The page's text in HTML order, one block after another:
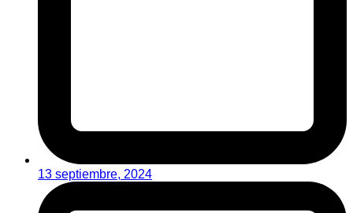
13 septiembre, 2024